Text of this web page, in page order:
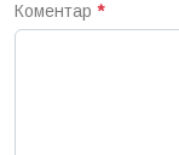
Коментар *